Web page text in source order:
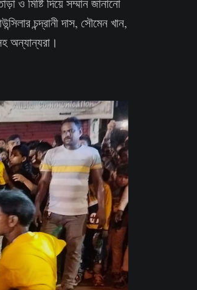
চন্দ্রানী দাস, সৌমেন খান,
অন্যান্যরা।